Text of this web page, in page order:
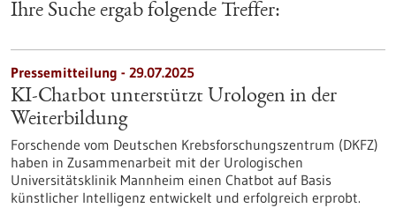
Ihre Suche ergab folgende Treffer:
Pressemitteilung - 29.07.2025
KI-Chatbot unterstützt Urologen in der
Weiterbildung
Forschende vom Deutschen Krebsforschungszentrum (DKFZ)
haben in Zusammenarbeit mit der Urologischen
Universitätsklinik Mannheim einen Chatbot auf Basis
künstlicher Intelligenz entwickelt und erfolgreich erprobt.